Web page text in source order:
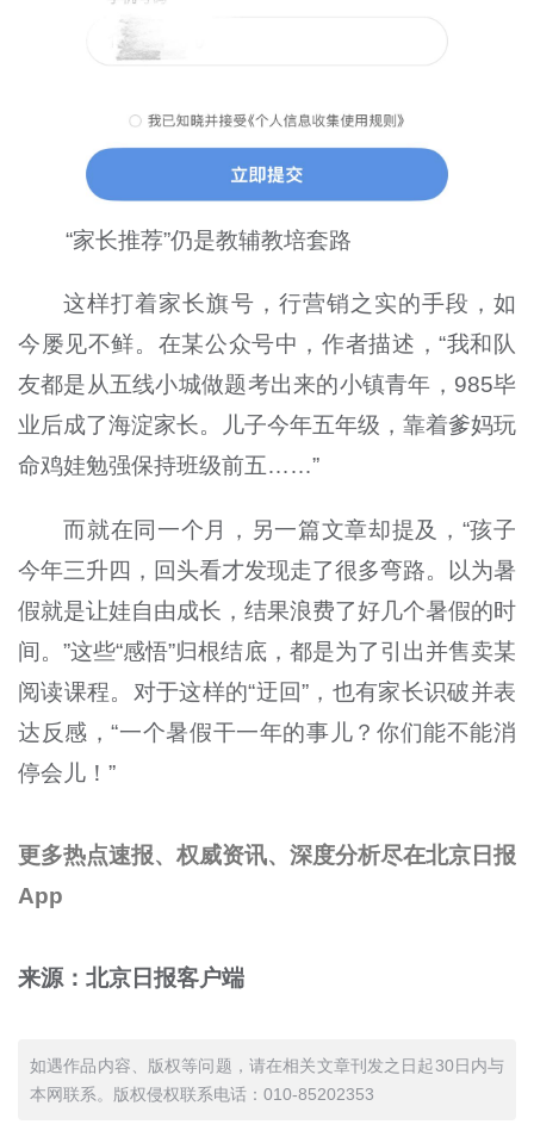
“家长推荐”仍是教辅教培套路
这样打着家长旗号，行营销之实的手段，如
今屡见不鲜。在某公众号中，作者描述，“我和队
友都是从五线小城做题考出来的小镇青年， 985毕
业后成了海淀家长。儿子今年五年级，靠着爹妈玩
命鸡娃勉强保持班级前五……”
而就在同一个月，另一篇文章却提及，“孩子
今年三升四，回头看才发现走了很多弯路。以为暑
假就是让娃自由成长，结果浪费了好几个暑假的时
间。”这些“感悟”归根结底，都是为了引出并售卖某
阅读课程。对于这样的“迂回”，也有家长识破并表
达反感，“一个暑假干一年的事儿？你们能不能消
停会儿！”
更多热点速报、权威资讯、深度分析尽在北京日报
App
来源：北京日报客户端
如遇作品内容、版权等问题，请在相关文章刊发之日起30日内与
本网联系。版权侵权联系电话：010-85202353